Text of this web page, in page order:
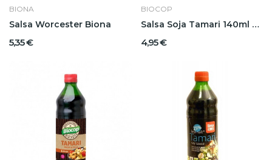
BIONA
Salsa Worcester Biona
5,35 €
BIOCOP
Salsa Soja Tamari 140ml Biocop
4,95 €